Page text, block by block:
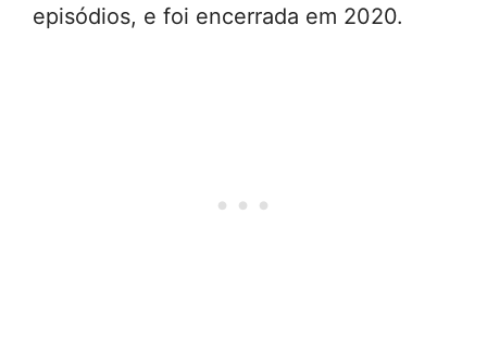
episódios, e foi encerrada em 2020.